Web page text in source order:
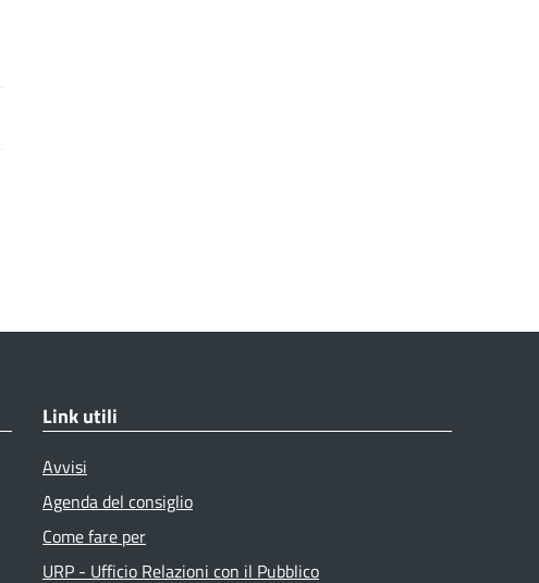
Link utili
Avvisi
Agenda del consiglio
Come fare per
URP - Ufficio Relazioni con il Pubblico